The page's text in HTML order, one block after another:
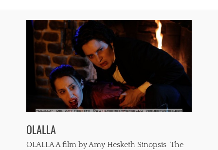
OLALLA
OLALLA A film by Amy Hesketh Sinopsis The